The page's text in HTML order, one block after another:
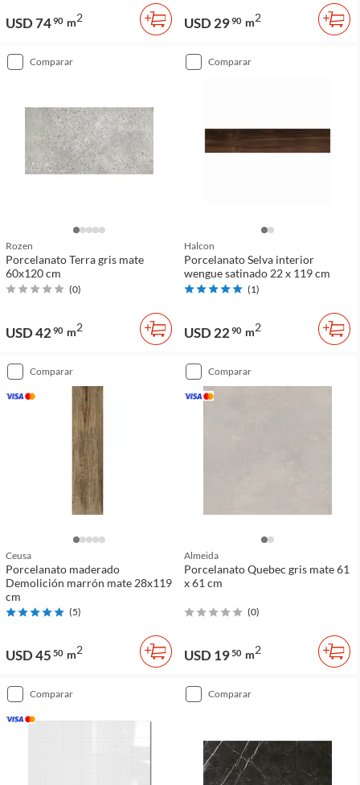
USD 7490 m2 USD 2990 m2
comparar
Rozen
Porcelanato Terra gris mate
60x120 cm
(0)
USD 42 90 m2
comparar
Halcon
Porcelanato Selva interior
wengue satinado 22 x 119 cm
(1)
USD 22 90 m2
comparar
Ceusa
Porcelanato maderado
Demolición marrón mate 28x119
cm
(5)
USD 45 50 m2
comparar
Almeida
Porcelanato Quebec gris mate 61
x 61 cm
(0)
USD 1950 m2
comparar comparar